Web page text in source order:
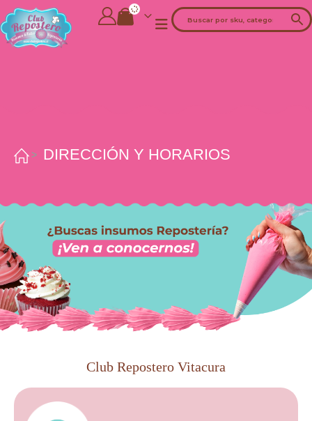
DIRECCIÓN Y HORARIOS
Club Repostero Vitacura